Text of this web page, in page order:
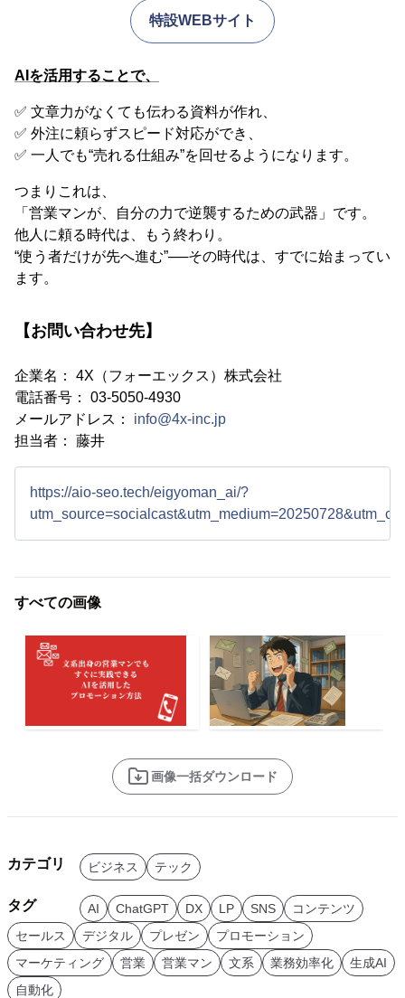
特設WEBサイト
AIを活用することで、
✅ 文章力がなくても伝わる資料が作れ、
✅ 外注に頼らずスピード対応ができ、
✅ 一人でも“売れる仕組み”を回せるようになります。
つまりこれは、
「営業マンが、自分の力で逆襲するための武器」です。
他人に頼る時代は、もう終わり。
“使う者だけが先へ進む”──その時代は、すでに始まってい
ます。
【お問い合わせ先】
企業名： 4X（フォーエックス）株式会社
電話番号： 03-5050-4930
メールアドレス： info@4x-inc.jp
担当者： 藤井
https://aio-seo.tech/eigyoman_ai/?
すべての画像
画像一括ダウンロード
カテゴリ ビジネス テック
タグ AI ChatGPT DX LP SNS
コンテンツ
セールス
デジタル プレゼン
プロモーション
マーケティング
営業 営業マン 文系 業務効率化
生成AI
自動化